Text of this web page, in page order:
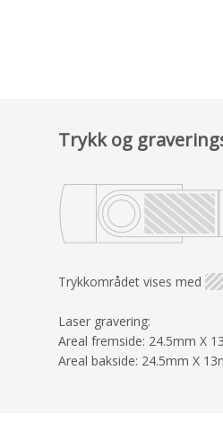
Trykk og
Trykkområdet vises med
Laser gravering:
Areal fremside: 24.5mm X
Areal bakside: 24.5mm X